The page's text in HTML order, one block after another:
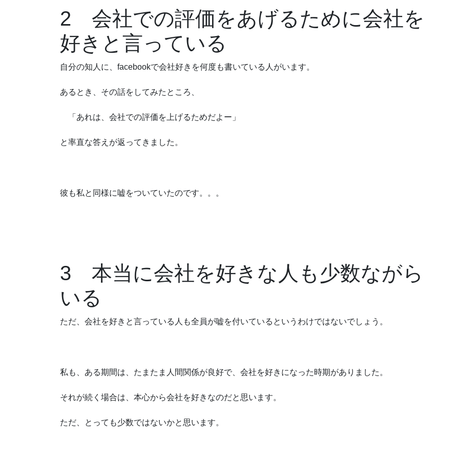
2 会社での評価をあげるために会社を
好きと言っている
自分の知人に、facebookで会社好きを何度も書いている人がいます。
あるとき、その話をしてみたところ、
「あれは、会社での評価を上げるためだよー」
と率直な答えが返ってきました。
彼も私と同様に嘘をついていたのです。。。
3 本当に会社を好きな人も少数ながら
いる
ただ、会社を好きと言っている人も全員が嘘を付いているというわけではないでしょう。
私も、ある期間は、たまたま人間関係が良好で、会社を好きになった時期がありました。
それが続く場合は、本心から会社を好きなのだと思います。
ただ、とっても少数ではないかと思います。